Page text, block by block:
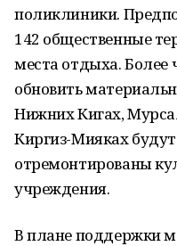
поликлиники.
142 общественные
места отдыха. Более
обновить
Нижних Кигах,
Киргиз-Мияках
отремонтированы
учреждения.
В плане поддержки